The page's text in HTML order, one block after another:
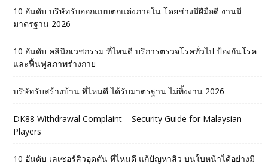
10 อันดับ บริษัทรับออกแบบตกแต่งภายใน โดยช่างมีฝีมือดี งานมี
มาตรฐาน 2026
10 อันดับ คลินิกเวชกรรม ที่ไหนดี บริการตรวจโรคทั่วไป ป้องกันโรค
และฟื้นฟูสภาพร่างกาย
บริษัทรับสร้างบ้าน ที่ไหนดี ได้รับมาตรฐาน ไม่ทิ้งงาน 2026
DK88 Withdrawal Complaint – Security Guide for Malaysian
Players
10 อันดับ เลเซอร์สิวอุดตัน ที่ไหนดี แก้ปัญหาสิว บนใบหน้าได้อย่างมี